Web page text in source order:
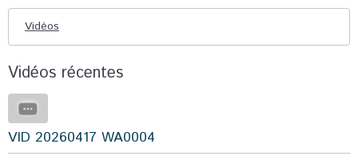
Vidéos
Vidéos récentes
VID 20260417 WA0004